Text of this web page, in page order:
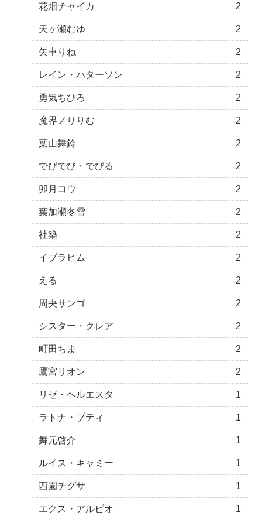
花畑チャイカ 2
天ヶ瀬むゆ 2
矢車りね 2
レイン・パターソン 2
勇気ちひろ 2
魔界ノりりむ 2
葉山舞鈴 2
でびでび・でびる 2
卯月コウ 2
葉加瀬冬雪 2
社築 2
イブラヒム 2
える 2
周央サンゴ 2
シスター・クレア 2
町田ちま 2
鷹宮リオン 2
リゼ・ヘルエスタ 1
ラトナ・プティ 1
舞元啓介 1
ルイス・キャミー 1
西園チグサ 1
エクス・アルビオ 1